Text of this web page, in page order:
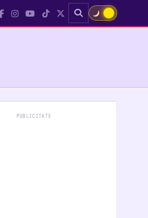
☀
PUBLICITATE